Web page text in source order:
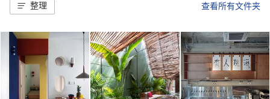
整理 查看所有文件夹